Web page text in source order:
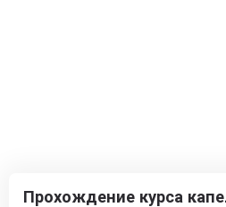
Прохождение курса